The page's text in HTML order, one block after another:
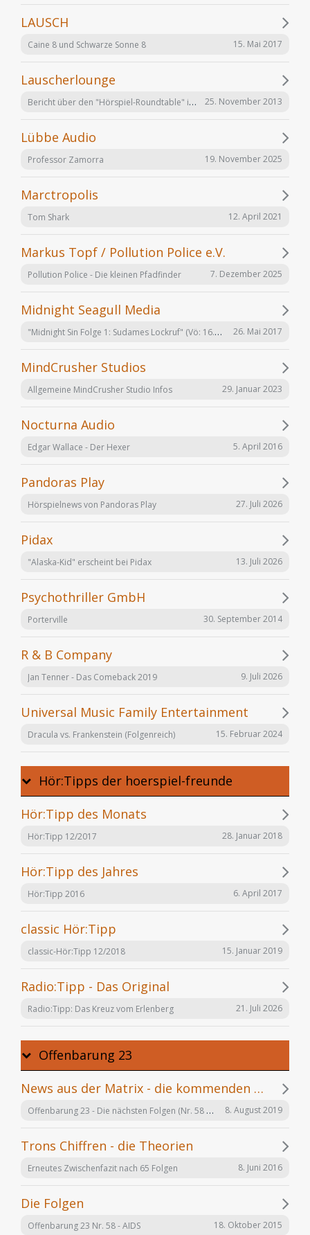
LAUSCH
Caine 8 und Schwarze Sonne 8 15. Mai 2017
Lauscherlounge
Bericht über den "Hörspiel-Roundtable" im Lauschermagazin 25. November 2013
Lübbe Audio
Professor Zamorra 19. November 2025
Marctropolis
Tom Shark 12. April 2021
Markus Topf / Pollution Police e.V.
Pollution Police - Die kleinen Pfadfinder 7. Dezember 2025
Midnight Seagull Media
"Midnight Sin Folge 1: Sudames Lockruf" (Vö: 16.06.2017) 26. Mai 2017
MindCrusher Studios
Allgemeine MindCrusher Studio Infos 29. Januar 2023
Nocturna Audio
Edgar Wallace - Der Hexer 5. April 2016
Pandoras Play
Hörspielnews von Pandoras Play 27. Juli 2026
Pidax
"Alaska-Kid" erscheint bei Pidax 13. Juli 2026
Psychothriller GmbH
Porterville 30. September 2014
R & B Company
Jan Tenner - Das Comeback 2019 9. Juli 2026
Universal Music Family Entertainment
Dracula vs. Frankenstein (Folgenreich) 15. Februar 2024
Hör:Tipps der hoerspiel-freunde
Hör:Tipp des Monats
Hör:Tipp 12/2017 28. Januar 2018
Hör:Tipp des Jahres
Hör:Tipp 2016 6. April 2017
classic Hör:Tipp
classic-Hör:Tipp 12/2018 15. Januar 2019
Radio:Tipp - Das Original
Radio:Tipp: Das Kreuz vom Erlenberg 21. Juli 2026
Offenbarung 23
News aus der Matrix - die kommenden Folgen
Offenbarung 23 - Die nächsten Folgen (Nr. 58 bis X) 8. August 2019
Trons Chiffren - die Theorien
Erneutes Zwischenfazit nach 65 Folgen 8. Juni 2016
Die Folgen
Offenbarung 23 Nr. 58 - AIDS 18. Oktober 2015